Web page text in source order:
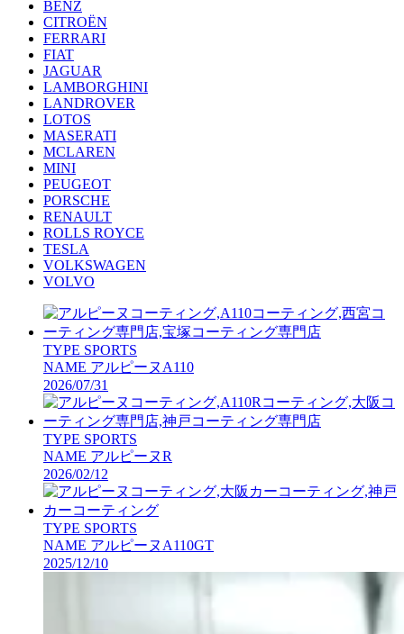
BENZ
CITROËN
FERRARI
FIAT
JAGUAR
LAMBORGHINI
LANDROVER
LOTOS
MASERATI
MCLAREN
MINI
PEUGEOT
PORSCHE
RENAULT
ROLLS ROYCE
TESLA
VOLKSWAGEN
VOLVO
TYPE SPORTS
NAME アルピーヌA110
2026/07/31
TYPE SPORTS
NAME アルピーヌR
2026/02/12
TYPE SPORTS
NAME アルピーヌA110GT
2025/12/10